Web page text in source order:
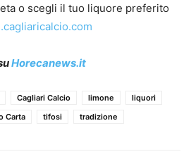
o scegli il tuo liquore preferito
Horecanews.it
Cagliari Calcio limone
liquori
Carta tifosi tradizione